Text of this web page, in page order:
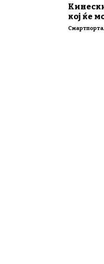
кој ќе